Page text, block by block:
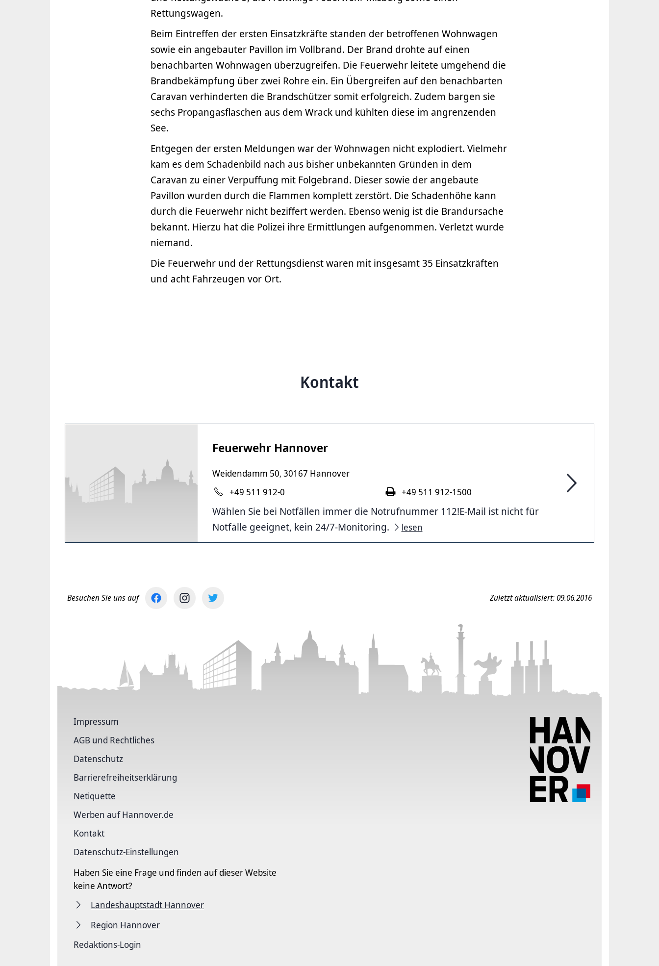
Rettungswagen.
Beim Eintreffen der ersten Einsatzkräfte standen der betroffenen Wohnwagen
sowie ein angebauter Pavillon im Vollbrand. Der Brand drohte auf einen
benachbarten Wohnwagen überzugreifen. Die Feuerwehr leitete umgehend die
Brandbekämpfung über zwei Rohre ein. Ein Übergreifen auf den benachbarten
Caravan verhinderten die Brandschützer somit erfolgreich. Zudem bargen sie
sechs Propangasflaschen aus dem Wrack und kühlten diese im angrenzenden
See.
Entgegen der ersten Meldungen war der Wohnwagen nicht explodiert. Vielmehr
kam es dem Schadenbild nach aus bisher unbekannten Gründen in dem
Caravan zu einer Verpuffung mit Folgebrand. Dieser sowie der angebaute
Pavillon wurden durch die Flammen komplett zerstört. Die Schadenhöhe kann
durch die Feuerwehr nicht beziffert werden. Ebenso wenig ist die Brandursache
bekannt. Hierzu hat die Polizei ihre Ermittlungen aufgenommen. Verletzt wurde
niemand.
Die Feuerwehr und der Rettungsdienst waren mit insgesamt 35 Einsatzkräften
und acht Fahrzeugen vor Ort.
Kontakt
Feuerwehr Hannover
Weidendamm 50, 30167 Hannover
+49 511 912-0
+49 511 912-1500
Wählen Sie bei Notfällen immer die Notrufnummer 112!E-Mail ist nicht für
Notfälle geeignet, kein 24/7-Monitoring.
lesen
Besuchen Sie uns auf Zuletzt aktualisiert: 09.06.2016
Impressum
AGB und Rechtliches
Datenschutz
Barriere­freiheits­erklärung
Netiquette
Werben auf Hannover.de
Kontakt
Datenschutz-Einstellungen
Haben Sie eine Frage und finden auf dieser Website
keine Antwort?
Landeshauptstadt Hannover
Region Hannover
Redaktions-Login